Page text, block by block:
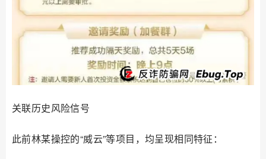
关联历史风险信号
此前林某操控的“威云”等项目，均呈现相同特征：